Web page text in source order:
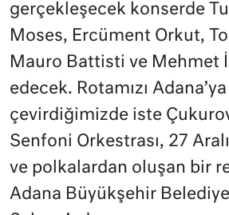
gerçekleşecek konserde
Moses, Ercüment Orkut,
Mauro Battisti ve Mehmet
edecek. Rotamızı Adana’ya
çevirdiğimizde iste
Senfoni Orkestrası, 27
ve polkalardan oluşan bir
Adana Büyükşehir